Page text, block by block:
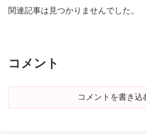
関連記事は見つかりませんでした。
コメント
コメントを書き込